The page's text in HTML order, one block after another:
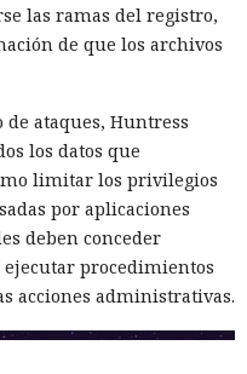
las ramas del registro,
de que los archivos
ataques, Huntress
los datos que
limitar los privilegios
por aplicaciones
deben conceder
ejecutar procedimientos
acciones administrativas.